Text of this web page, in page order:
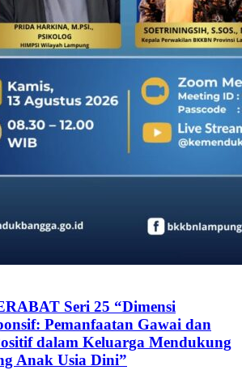
Seri 25 “Dimensi
Pemanfaatan Gawai dan
dalam Keluarga Mendukung
Anak Usia Dini”